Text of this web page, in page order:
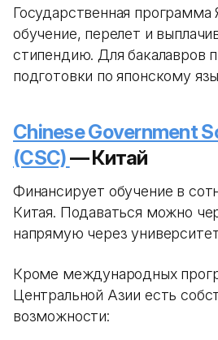
Государственная программа
обучение, перелет и
стипендию. Для бакалавров
подготовки по японскому
Chinese Government
(CSC)— Китай
Финансирует обучение в
Китая. Подаваться можно
напрямую через
Кроме международных
Центральной Азии есть
возможности: